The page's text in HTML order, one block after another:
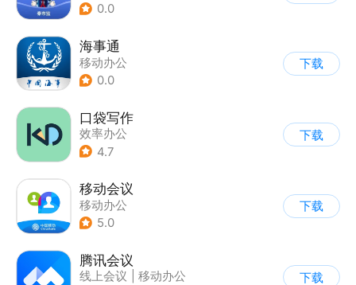
0.0
海事通
移动办公
0.0
下载
口袋写作
效率办公
4.7
下载
移动会议
移动办公
5.0
下载
腾讯会议
线上会议
移动办公
下载